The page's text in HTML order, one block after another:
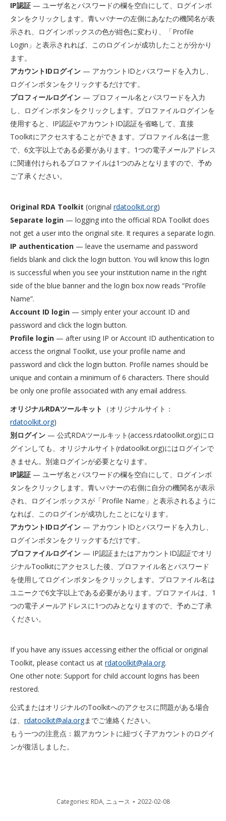
IP認証 — ユーザ名とパスワードの欄を空白にして、ログインボ
タンをクリックします。青いバナーの左側にあなたの機関名が表
示され、ログインボックスの色が紺色に変わり、「Profile
Login」と表示されれば、このログインが成功したことが分かり
ます。
アカウントIDログイン — アカウントIDとパスワードを入力し、
ログインボタンをクリックするだけです。
プロフィールログイン — プロフィール名とパスワードを入力
し、ログインボタンをクリックします。プロファイルログインを
使用すると、IP認証やアカウントID認証を省略して、直接
Toolkitにアクセスすることができます。プロファイル名は一意
で、6文字以上である必要があります。1つの電子メールアドレス
に関連付けられるプロファイルは1つのみとなりますので、予め
ご了承ください。
Original RDA Toolkit (original rdatoolkit.org)
Separate login — logging into the official RDA Toolkit does
not get a user into the original site. It requires a separate login.
IP authentication — leave the username and password
fields blank and click the login button. You will know this login
is successful when you see your institution name in the right
side of the blue banner and the login box now reads “Profile
Name”.
Account ID login — simply enter your account ID and
password and click the login button.
Profile login — after using IP or Account ID authentication to
access the original Toolkit, use your profile name and
password and click the login button. Profile names should be
unique and contain a minimum of 6 characters. There should
be only one profile associated with any email address.
オリジナルRDAツールキット （オリジナルサイト：
rdatoolkit.org)
別ログイン — 公式RDAツールキット(access.rdatoolkit.org)にロ
グインしても、オリジナルサイト(rdatoolkit.org)にはログインで
きません。別途ログインが必要となります。
IP認証 — ユーザ名とパスワードの欄を空白にして、ログインボ
タンをクリックします。青いバナーの右側に自分の機関名が表示
され、ログインボックスが「Profile Name」と表示されるように
なれば、このログインが成功したことになります。
アカウントIDログイン — アカウントIDとパスワードを入力し、
ログインボタンをクリックするだけです。
プロファイルログイン — IP認証またはアカウントID認証でオリ
ジナルToolkitにアクセスした後、プロファイル名とパスワード
を使用してログインボタンをクリックします。プロファイル名は
ユニークで6文字以上である必要があります。プロファイルは、1
つの電子メールアドレスに1つのみとなりますので、予めご了承
ください。
If you have any issues accessing either the official or original
Toolkit, please contact us at rdatoolkit@ala.org.
One other note: Support for child account logins has been
restored.
公式またはオリジナルのToolkitへのアクセスに問題がある場合
は、 rdatoolkit@ala.orgまでご連絡ください。
もう一つの注意点：親アカウントに紐づく子アカウントのログイ
ンが復活しました。
Categories: RDA, ニュース 2022-02-08